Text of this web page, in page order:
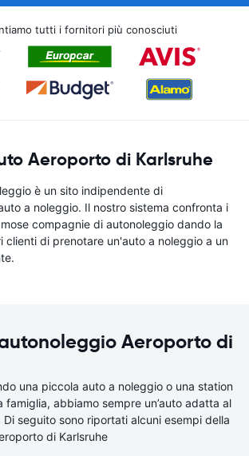
tutti i fornitori più conosciuti
Aeroporto di Karlsruhe
è un sito indipendente di
a noleggio. Il nostro sistema confronta i
compagnie di autonoleggio dando la
clienti di prenotare un'auto a noleggio a un
Aeroporto di
una piccola auto a noleggio o una station
abbiamo sempre un’auto adatta al
seguito sono riportati alcuni esempi della
di Karlsruhe